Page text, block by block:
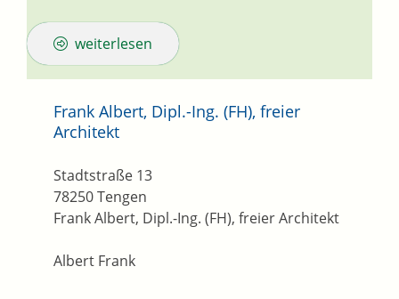
weiterlesen
Frank Albert, Dipl.-Ing. (FH), freier
Architekt
Frank Albert, Dipl.-Ing. (FH), freier Architekt
Stadtstraße 13
78250Tengen
Albert Frank